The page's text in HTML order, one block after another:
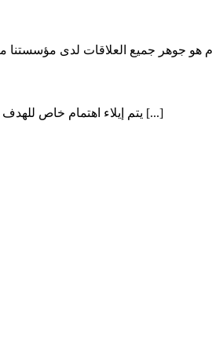
يتم إيلاء اهتمام خاص للهدف المتمثل في ضمان استدامة المشاريع [...]